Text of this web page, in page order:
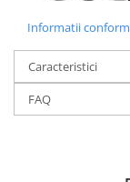
Informatii
Caracteristici
FAQ